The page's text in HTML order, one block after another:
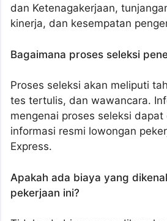
dan Ketenagakerjaan,
kinerja, dan kesempatan
Bagaimana proses seleksi
Proses seleksi akan meliputi
tes tertulis, dan wawancara.
mengenai proses seleksi dapat
informasi resmi lowongan
Express.
Apakah ada biaya yang
pekerjaan ini?